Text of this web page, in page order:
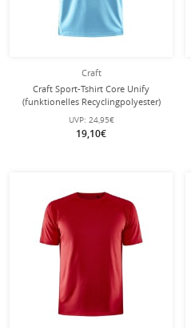
Craft
Craft Sport-Tshirt Core Unify
(funktionelles Recyclingpolyester)
hellblau Herren
UVP: 24,95€
19,10€